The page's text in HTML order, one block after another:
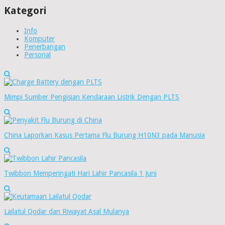
Kategori
Info
Komputer
Penerbangan
Personal
Mimpi Sumber Pengisian Kendaraan Listrik Dengan PLTS
China Laporkan Kasus Pertama Flu Burung H10N3 pada Manusia
Twibbon Memperingati Hari Lahir Pancasila 1 Juni
Lailatul Qodar dan Riwayat Asal Mulanya